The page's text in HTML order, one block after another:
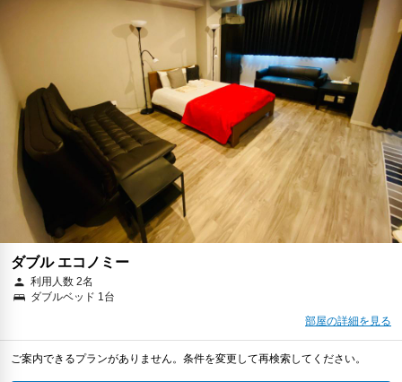
ダブル エコノミー
利用人数 2名
ダブルベッド 1台
部屋の詳細を見る
ご案内できるプランがありません。条件を変更して再検索してください。